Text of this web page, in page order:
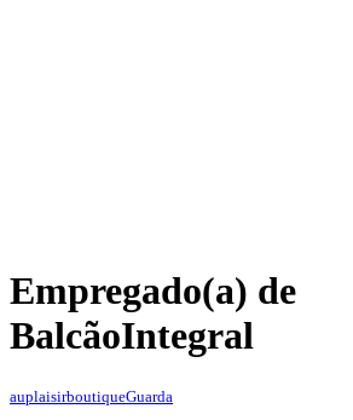
Empregado(a) de
BalcãoIntegral
auplaisirboutiqueGuarda